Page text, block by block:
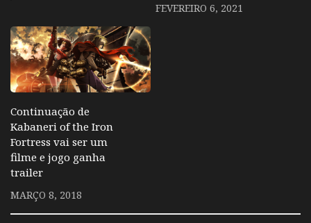
FEVEREIRO 6, 2021
Continuação de
Kabaneri of the Iron
Fortress vai ser um
filme e jogo ganha
trailer
MARÇO 8, 2018